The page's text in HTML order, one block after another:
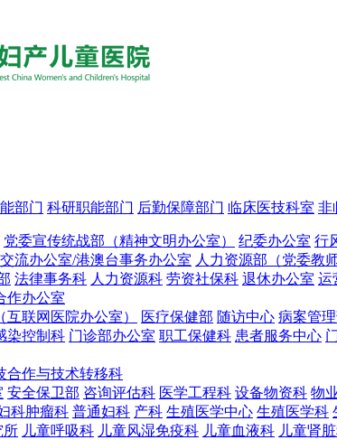
部门 科研职能部门 后勤保障部门 临床医技科室 非
党委宣传统战部（精神文明办公室） 纪委办公室 行
流办公室/港澳台事务办公室 人力资源部（党委教
法律事务科 人力资源科 劳资社保科 退休办公室 运
作办公室
互联网医院办公室） 医疗保健部 随访中心 病案管
染控制科 门诊部办公室 职工保健科 患者服务中心
合作与技术转移科
安全保卫部 咨询评估科 医学工程科 设备物资科 物
科肿瘤科 普通妇科 产科 生殖医学中心 生殖医学科
所 儿童呼吸科 儿童风湿免疫科 儿童血液科 儿童肾